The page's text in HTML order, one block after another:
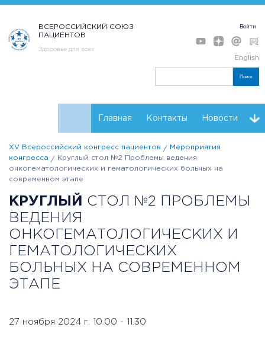
ВСЕРОССИЙСКИЙ СОЮЗ
ПАЦИЕНТОВ
Здоровье для всех
Войти
English
Поиск
Главная Контакты Новости
Программа Мнения Тренинг форсайт
Партнеры Конгресса
XV Всероссийский конгресс пациентов
Мероприятия
конгресса
Круглый стол №2 Проблемы ведения
онкогематологических и гематологических больных на
современном этапе
КРУГЛЫЙ
СТОЛ №2 ПРОБЛЕМЫ
ВЕДЕНИЯ
ОНКОГЕМАТОЛОГИЧЕСКИХ И
ГЕМАТОЛОГИЧЕСКИХ
БОЛЬНЫХ НА СОВРЕМЕННОМ
ЭТАПЕ
27 ноября 2024 г. 10.00 - 11.30